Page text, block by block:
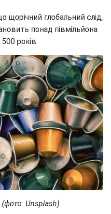
глобальний слід,
понад півмільйона
років.
(фото: Unsplash)